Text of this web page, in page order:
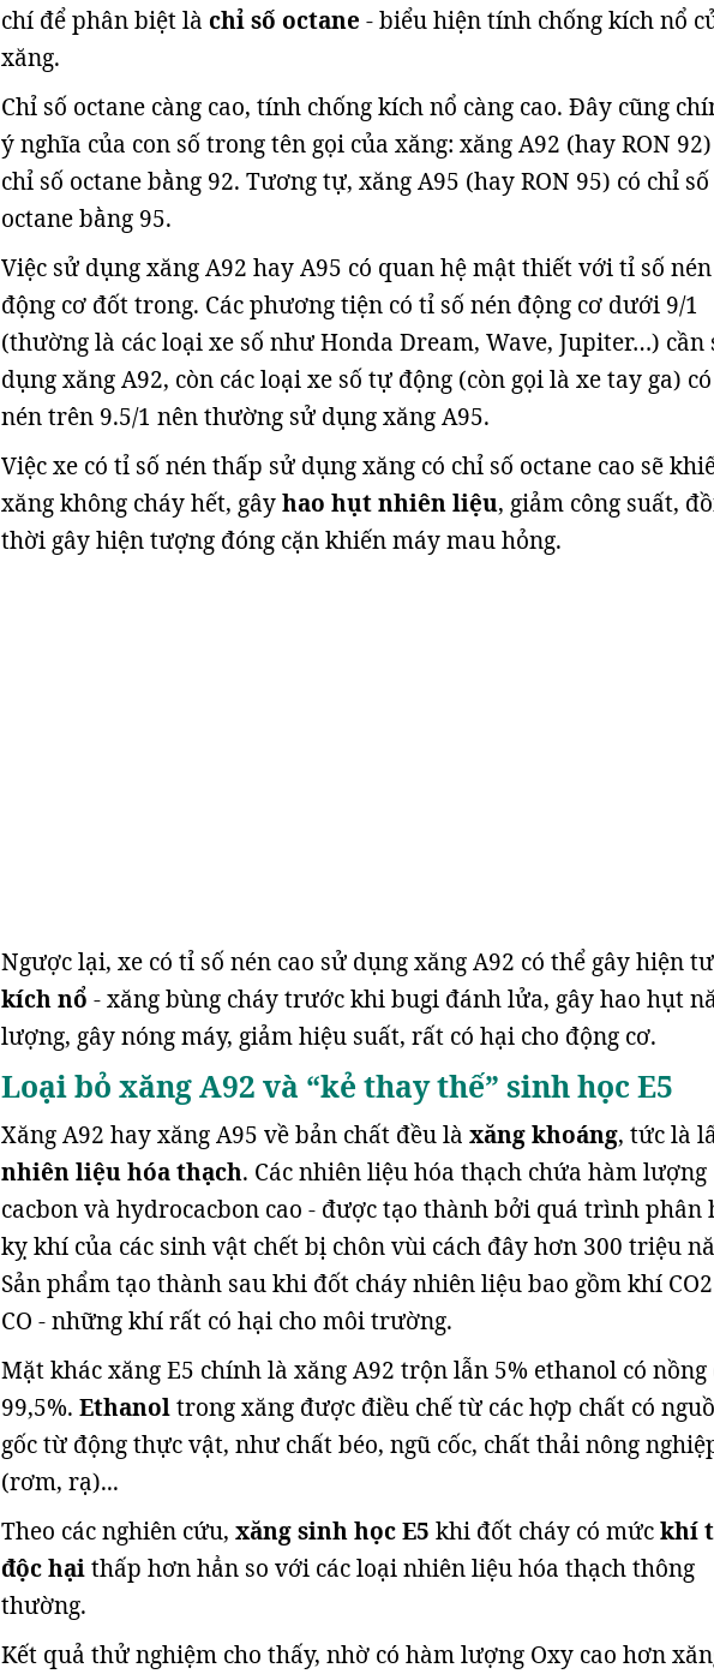
chí để phân biệt là chỉ số octane - biểu hiện tính chống kích nổ
xăng.
Chỉ số octane càng cao, tính chống kích nổ càng cao. Đây cũng
ý nghĩa của con số trong tên gọi của xăng: xăng A92 (hay RON
chỉ số octane bằng 92. Tương tự, xăng A95 (hay RON 95) có chỉ số
octane bằng 95.
Việc sử dụng xăng A92 hay A95 có quan hệ mật thiết với tỉ số nén
động cơ đốt trong. Các phương tiện có tỉ số nén động cơ dưới 9/1
(thường là các loại xe số như Honda Dream, Wave, Jupiter…) cần
dụng xăng A92, còn các loại xe số tự động (còn gọi là xe tay ga)
nén trên 9.5/1 nên thường sử dụng xăng A95.
Việc xe có tỉ số nén thấp sử dụng xăng có chỉ số octane cao sẽ
xăng không cháy hết, gâyhao hụt nhiên liệu, giảm công suất,
thời gây hiện tượng đóng cặn khiến máy mau hỏng.
Ngược lại, xe có tỉ số nén cao sử dụng xăng A92 có thể gây hiện
kích nổ - xăng bùng cháy trước khi bugi đánh lửa, gây hao hụt
lượng, gây nóng máy, giảm hiệu suất, rất có hại cho động cơ.
Loại bỏ xăng A92 và “kẻ thay thế” sinh học E5
Xăng A92 hay xăng A95 về bản chất đều là xăng khoáng, tức là
nhiên liệu hóa thạch. Các nhiên liệu hóa thạch chứa hàm lượng
cacbon và hydrocacbon cao - được tạo thành bởi quá trình phân
kỵ khí của các sinh vật chết bị chôn vùi cách đây hơn 300 triệu
Sản phẩm tạo thành sau khi đốt cháy nhiên liệu bao gồm khí
CO - những khí rất có hại cho môi trường.
Mặt khác xăng E5 chính là xăng A92 trộn lẫn 5% ethanol có nồng
99,5%. Ethanoltrong xăng được điều chế từ các hợp chất có
gốc từ động thực vật, như chất béo, ngũ cốc, chất thải nông
(rơm, rạ)...
Theo các nghiên cứu, xăng sinh học E5 khi đốt cháy có mứckhí
độc hạithấp hơn hẳn so với các loại nhiên liệu hóa thạch thông
thường.
Kết quả thử nghiệm cho thấy, nhờ có hàm lượng Oxy cao hơn